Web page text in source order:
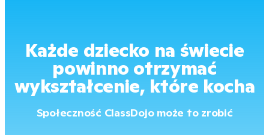
Każde dziecko na świecie
powinno otrzymać
wykształcenie, które kocha
Społeczność ClassDojo może to zrobić